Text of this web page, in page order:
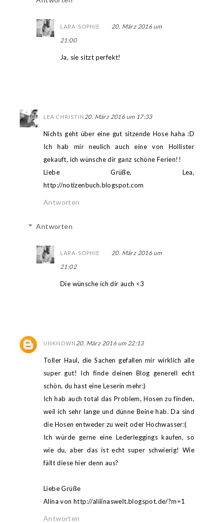
LARA-SOPHIE
20. März 2016 um
21:00
Ja, sie sitzt perfekt!
LEA CHRISTIN 20. März 2016 um 17:33
Nichts geht über eine gut sitzende Hose haha :D
Ich hab mir neulich auch eine von Hollister
gekauft, ich wünsche dir ganz schöne Ferien!!
Liebe Grüße, Lea,
http://notizenbuch.blogspot.com
Antworten
Antworten
LARA-SOPHIE
20. März 2016 um
21:02
Die wünsche ich dir auch <3
UNKNOWN 20. März 2016 um 22:13
Toller Haul, die Sachen gefallen mir wirklich alle
super gut! Ich finde deinen Blog generell echt
schön, du hast eine Leserin mehr:)
Ich hab auch total das Problem, Hosen zu finden,
weil ich sehr lange und dünne Beine hab. Da sind
die Hosen entweder zu weit oder Hochwasser:(
Ich würde gerne eine Lederleggings kaufen, so
wie du, aber das ist echt super schwierig! Wie
fällt diese hier denn aus?
Liebe Grüße
Alina von http://aliiinaswelt.blogspot.de/?m=1
Antworten